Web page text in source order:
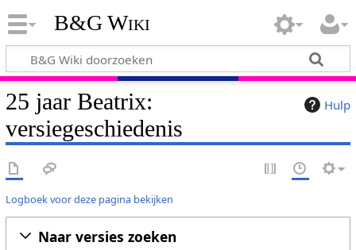
B&G Wiki
Hulp
25 jaar Beatrix:
versiegeschiedenis
Logboek voor deze pagina bekijken
Naar versies zoeken